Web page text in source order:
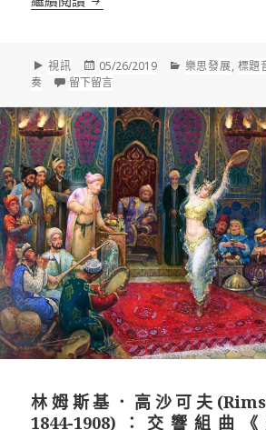
格
式
視訊
發
佈
05/26/2019
分
樂思發展, 標題
奏
留下留言在 林姆斯基．高沙可夫
林姆斯基．高沙可夫
1844-1908)：交響組曲